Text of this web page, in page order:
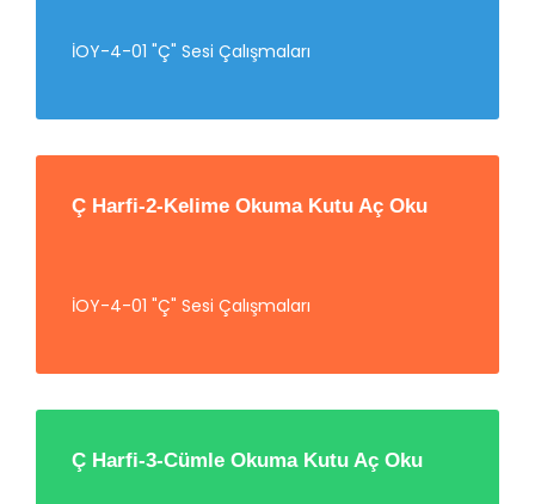
İOY-4-01 "Ç" Sesi Çalışmaları
Ç Harfi-2-Kelime Okuma Kutu Aç Oku
İOY-4-01 "Ç" Sesi Çalışmaları
Ç Harfi-3-Cümle Okuma Kutu Aç Oku